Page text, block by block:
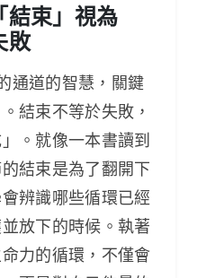
結束」視為
敗
通道的智慧，關鍵
結束不等於失敗，
。就像一本書讀到
結束是為了翻開下
辨識哪些循環已經
放下的時候。執著
力的循環，不僅會